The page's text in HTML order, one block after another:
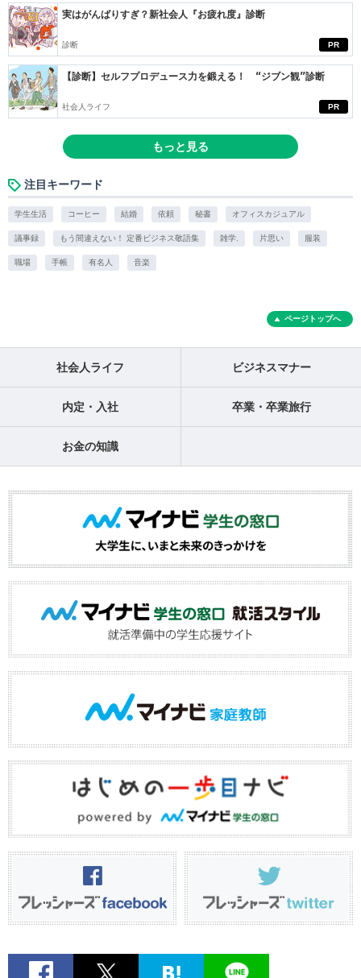
PR
実はがんばりすぎ？新社会人『お疲れ度』診断
診断
PR
【診断】セルフプロデュース力を鍛える！ “ジブン観”診断
社会人ライフ
もっと見る
注目キーワード
学生生活 コーヒー 結婚 依頼 秘書 オフィスカジュアル
議事録 もう間違えない！ 定番ビジネス敬語集 雑学. 片思い 服装
職場 手帳 有名人 音楽
ページトップへ
社会人ライフ ビジネスマナー
内定・入社 卒業・卒業旅行
お金の知識